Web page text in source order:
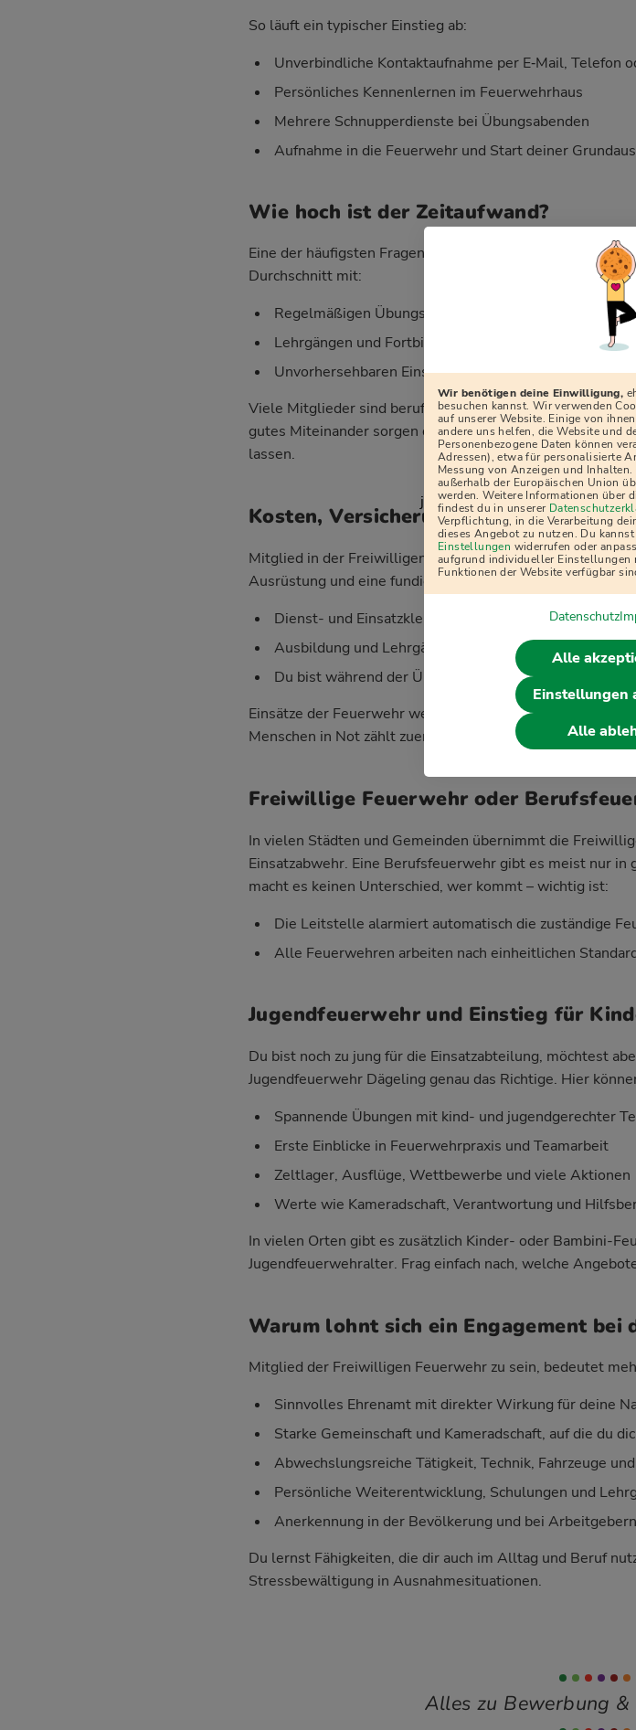
So läuft ein typischer Einstieg ab:
Unverbindliche Kontaktaufnahme per E‑Mail, Telefon
Persönliches Kennenlernen im Feuerwehrhaus
Mehrere Schnupperdienste bei Übungsabenden
Aufnahme in die Feuerwehr und Start deiner
Wie hoch ist der Zeitaufwand?
Eine der häufigsten Fragen lautet: „Wie viel Zeit kostet
Durchschnitt mit:
Regelmäßigen Übungsdiensten (meist 2–4 Mal im
Lehrgängen und Fortbildungen, teils an Wochenenden
Unvorhersehbaren Einsätzen, die sich über das Jahr
Viele Mitglieder sind berufstätig, in Ausbildung oder
gutes Miteinander sorgen dafür, dass sich Feuerwehr,
lassen.
Kosten, Versicherung und Ausrüstung
Mitglied in der Freiwilligen Feuerwehr zu sein, kostet
Ausrüstung und eine fundierte Ausbildung:
Dienst- und Einsatzkleidung werden komplett gestellt
Ausbildung und Lehrgänge sind für dich kostenlos
Du bist während der Übungen und Einsätze gesetzlich
Einsätze der Feuerwehr werden in vielen Fällen über die
Menschen in Not zählt zuerst: schnelle und professionelle
Freiwillige Feuerwehr oder
In vielen Städten und Gemeinden übernimmt die
Einsatzabwehr. Eine Berufsfeuerwehr gibt es meist nur
macht es keinen Unterschied, wer kommt – wichtig ist:
Die Leitstelle alarmiert automatisch die zuständige
Alle Feuerwehren arbeiten nach einheitlichen
Jugendfeuerwehr und Einstieg für
Du bist noch zu jung für die Einsatzabteilung, möchtest
Jugendfeuerwehr Dägeling genau das Richtige. Hier
Spannende Übungen mit kind- und jugendgerechter
Erste Einblicke in Feuerwehrpraxis und Teamarbeit
Zeltlager, Ausflüge, Wettbewerbe und viele Aktionen
Werte wie Kameradschaft, Verantwortung und
In vielen Orten gibt es zusätzlich Kinder- oder Bambini-
Jugendfeuerwehralter. Frag einfach nach, welche
Warum lohnt sich ein Engagement
Mitglied der Freiwilligen Feuerwehr zu sein, bedeutet
Sinnvolles Ehrenamt mit direkter Wirkung für deine
Starke Gemeinschaft und Kameradschaft, auf die du
Abwechslungsreiche Tätigkeit, Technik, Fahrzeuge
Persönliche Weiterentwicklung, Schulungen und
Anerkennung in der Bevölkerung und bei Arbeitgebern
Du lernst Fähigkeiten, die dir auch im Alltag und Beruf
Stressbewältigung in Ausnahmesituationen.
Alles zu Bewerbung
j
Wir benötigen deine Einwilligung,
besuchen kannst. Wir verwenden
auf unserer Website. Einige von
andere uns helfen, die Website und
Personenbezogene Daten können
Adressen), etwa für personalisierte
Messung von Anzeigen und Inhalten.
außerhalb der Europäischen Union
werden. Weitere Informationen über
findest du in unserer
Verpflichtung, in die Verarbeitung
dieses Angebot zu nutzen. Du
Einstellungen widerrufen oder
aufgrund individueller Einstellungen
Funktionen der Website verfügbar
Datenschutz
Alle
Einstellungen
Alle